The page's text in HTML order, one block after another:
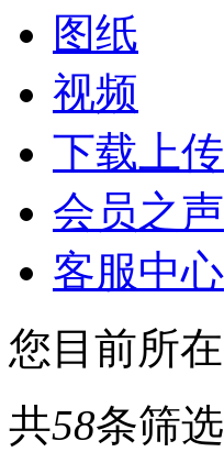
图纸
视频
下载上传
会员之声
客服中心
您目前所
共58条筛